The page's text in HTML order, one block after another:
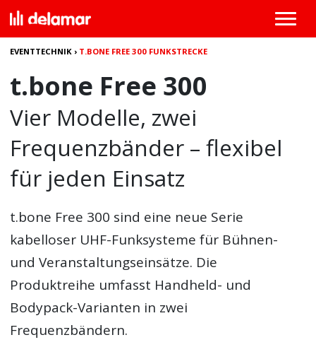
EVENTTECHNIK › T.BONE FREE 300 FUNKSTRECKE
t.bone Free 300
Vier Modelle, zwei
Frequenzbänder – flexibel
für jeden Einsatz
t.bone Free 300 sind eine neue Serie
kabelloser UHF-Funksysteme für Bühnen-
und Veranstaltungseinsätze. Die
Produktreihe umfasst Handheld- und
Bodypack-Varianten in zwei
Frequenzbändern.